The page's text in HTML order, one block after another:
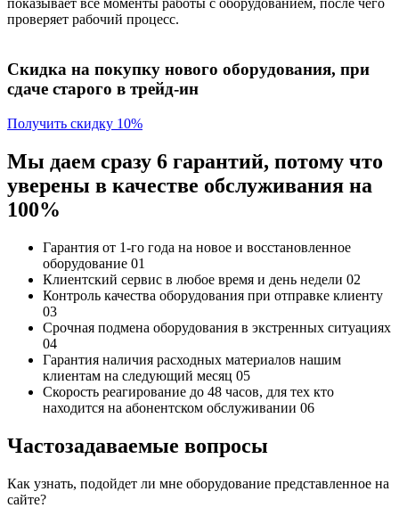
проверяет рабочий процесс.
Скидка на покупку нового оборудования, при
сдаче старого в трейд-ин
Получить скидку 10%
Мы даем сразу 6 гарантий, потому что
уверены в качестве обслуживания на
100%
Гарантия от 1-го года на новое и восстановленное
оборудование 01
Клиентский сервис в любое время и день недели 02
Контроль качества оборудования при отправке клиенту
03
Срочная подмена оборудования в экстренных ситуациях
04
Гарантия наличия расходных материалов нашим
клиентам на следующий месяц 05
Скорость реагирование до 48 часов, для тех кто
находится на абонентском обслуживании 06
Частозадаваемые вопросы
Как узнать, подойдет ли мне оборудование представленное на
сайте?